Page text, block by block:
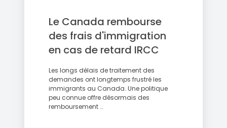
Le Canada rembourse
des frais d'immigration
en cas de retard IRCC
Les longs délais de traitement des
demandes ont longtemps frustré les
immigrants au Canada. Une politique
peu connue offre désormais des
remboursement …